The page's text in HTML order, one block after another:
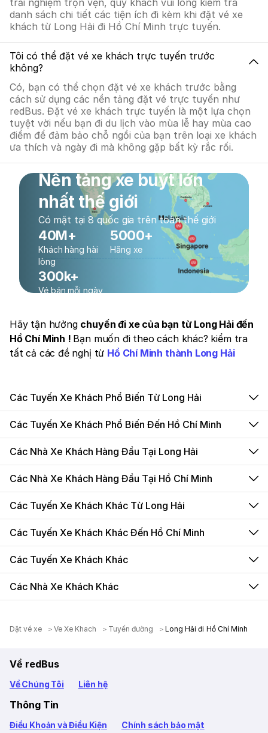
trải nghiệm trọn vẹn, quý khách vui lòng kiểm tra
danh sách chi tiết các tiện ích đi kèm khi đặt vé xe
khách từ Long Hải đi Hồ Chí Minh trực tuyến.
Tôi có thể đặt vé xe khách trực tuyến trước
không?
Có, bạn có thể chọn đặt vé xe khách trước bằng
cách sử dụng các nền tảng đặt vé trực tuyến như
redBus. Đặt vé xe khách trực tuyến là một lựa chọn
tuyệt vời nếu bạn đi du lịch vào mùa lễ hay mùa cao
điểm để đảm bảo chỗ ngồi của bạn trên loại xe khách
ưa thích và ngày đi mà không gặp bất kỳ rắc rối.
Nền tảng xe buýt lớn
nhất thế giới
Có mặt tại 8 quốc gia trên toàn thế giới
40M+
Khách hàng hài
lòng
5000+
Hãng xe
300k+
Vé bán mỗi ngày
Hãy tận hưởng chuyến đi xe của bạn từ Long Hải đến
Hồ Chí Minh ! Bạn muốn đi theo cách khác? kiểm tra
tất cả các đề nghị từ Hồ Chí Minh thành Long Hải
Các Tuyến Xe Khách Phổ Biến Từ Long Hải
Các Tuyến Xe Khách Phổ Biến Đến Hồ Chí Minh
Các Nhà Xe Khách Hàng Đầu Tại Long Hải
Các Nhà Xe Khách Hàng Đầu Tại Hồ Chí Minh
Các Tuyến Xe Khách Khác Từ Long Hải
Các Tuyến Xe Khách Khác Đến Hồ Chí Minh
Các Tuyến Xe Khách Khác
Các Nhà Xe Khách Khác
Dặt vé xe Ve Xe Khach Tuyến đường Long Hải đi Hồ Chí Minh
Về redBus
Về Chúng Tôi Liên hệ
Thông Tin
Điều Khoản và Điều Kiện Chính sách bảo mật